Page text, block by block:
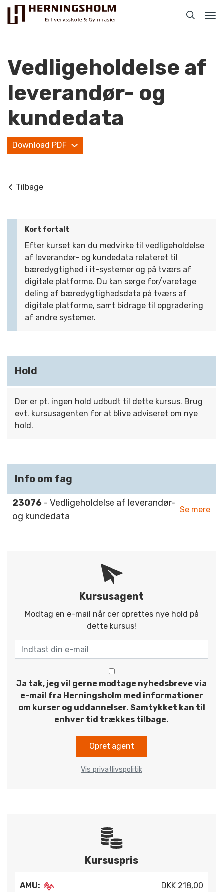
Praktisk
For beskæftigede
Kontakt
Vedligeholdelse af
leverandør- og
kundedata
Download PDF
Tilbage
Kort fortalt
Efter kurset kan du medvirke til vedligeholdelse
af leverandør- og kundedata relateret til
bæredygtighed i it-systemer og på tværs af
digitale platforme. Du kan sørge for/varetage
deling af bæredygtighedsdata på tværs af
digitale platforme, samt bidrage til opgradering
af andre systemer.
Hold
Der er pt. ingen hold udbudt til dette kursus. Brug
evt. kursusagenten for at blive adviseret om nye
hold.
Info om fag
23076 - Vedligeholdelse af leverandør-
og kundedata
Se mere
Kursusagent
Modtag en e-mail når der oprettes nye hold på
dette kursus!
Ja tak, jeg vil gerne modtage nyhedsbreve via
e-mail fra Herningsholm med informationer
om kurser og uddannelser. Samtykket kan til
enhver tid trækkes tilbage.
Opret agent
Vis privatlivspolitik
Kursuspris
AMU: DKK 218,00